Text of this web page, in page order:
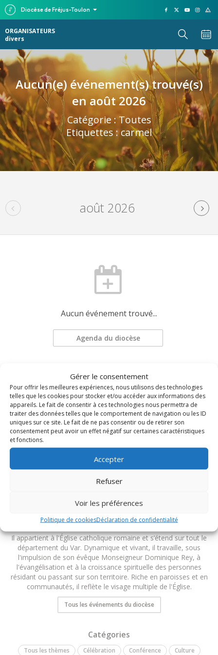
Diocèse de Fréjus-Toulon
Gérer le consentement
Pour offrir les meilleures expériences, nous utilisons des technologies
telles que les cookies pour stocker et/ou accéder aux informations des
appareils. Le fait de consentir à ces technologies nous permettra de
traiter des données telles que le comportement de navigation ou les ID
uniques sur ce site. Le fait de ne pas consentir ou de retirer son
consentement peut avoir un effet négatif sur certaines caractéristiques
et fonctions.
Accepter
Refuser
Voir les préférences
Politique de cookiesDéclaration de confidentialité
ORGANISATEURS
divers
Aucun(e) événement(s) trouvé(s)
en août 2026
Catégorie : Toutes
Etiquettes :carmel
août 2026
Aucun événement trouvé...
Agenda du diocèse
Demander une mise à jour
TOUS LES ÉVÉNEMENTS DU DIOCÈSE
Diocèse de Fréjus-Toulon
Il appartient à l'Église catholique romaine et s’étend sur tout le
département du Var. Dynamique et vivant, il travaille, sous
l'impulsion de son évêque Monseigneur Dominique Rey, à
l'évangélisation et à la croissance spirituelle des personnes
résidant ou passant sur son territoire. Riche en paroisses et en
communautés, il reflète le visage multiple de l'Église.
Tous les événements du diocèse
Catégories
Tous les thèmes Célébration Conférence
Culture